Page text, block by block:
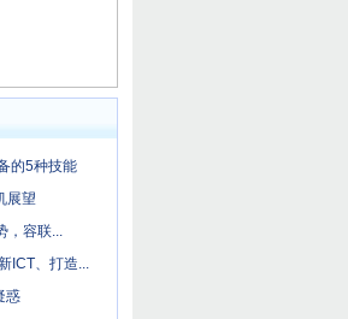
的5种技能
展望
，容联...
ICT、打造...
惑